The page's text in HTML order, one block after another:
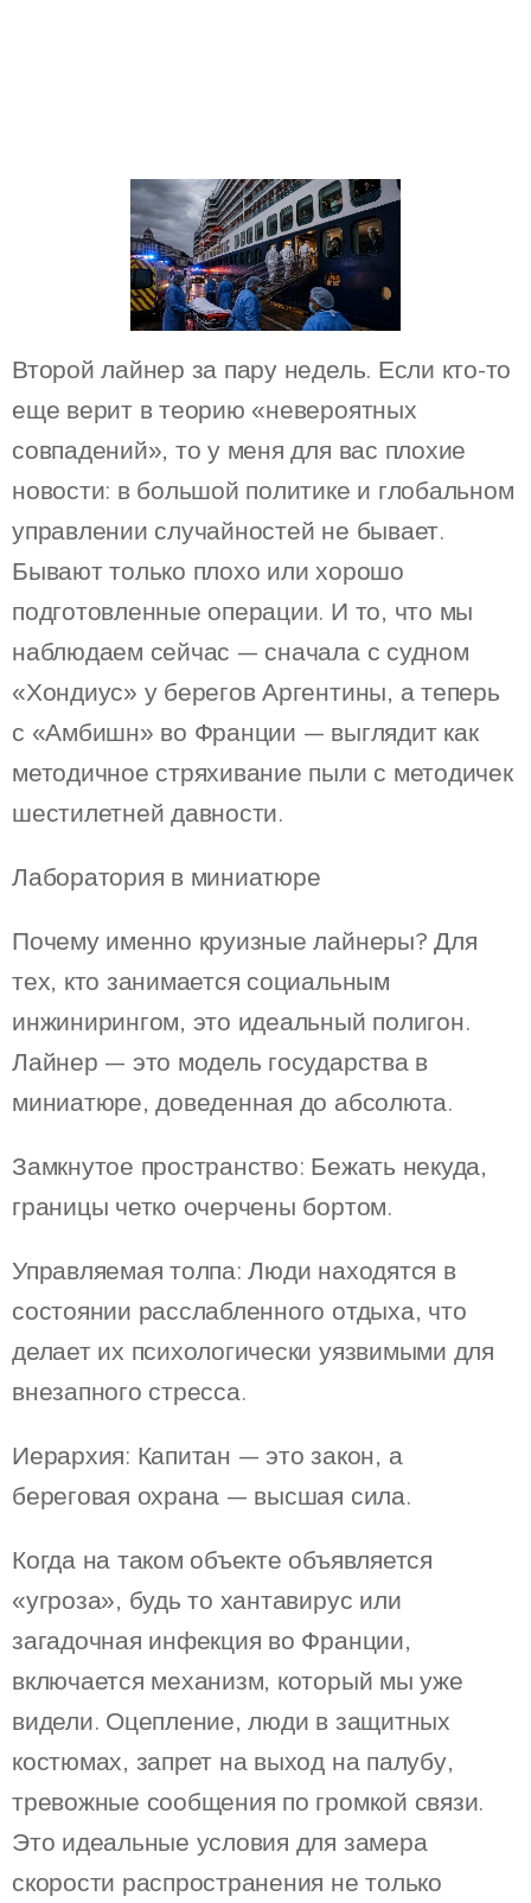
Второй лайнер за пару недель. Если кто-то
еще верит в теорию «невероятных
совпадений», то у меня для вас плохие
новости: в большой политике и глобальном
управлении случайностей не бывает.
Бывают только плохо или хорошо
подготовленные операции. И то, что мы
наблюдаем сейчас — сначала с судном
«Хондиус» у берегов Аргентины, а теперь
с «Амбишн» во Франции — выглядит как
методичное стряхивание пыли с методичек
шестилетней давности.
Лаборатория в миниатюре
Почему именно круизные лайнеры? Для
тех, кто занимается социальным
инжинирингом, это идеальный полигон.
Лайнер — это модель государства в
миниатюре, доведенная до абсолюта.
Замкнутое пространство: Бежать некуда,
границы четко очерчены бортом.
Управляемая толпа: Люди находятся в
состоянии расслабленного отдыха, что
делает их психологически уязвимыми для
внезапного стресса.
Иерархия: Капитан — это закон, а
береговая охрана — высшая сила.
Когда на таком объекте объявляется
«угроза», будь то хантавирус или
загадочная инфекция во Франции,
включается механизм, который мы уже
видели. Оцепление, люди в защитных
костюмах, запрет на выход на палубу,
тревожные сообщения по громкой связи.
Это идеальные условия для замера
скорости распространения не только